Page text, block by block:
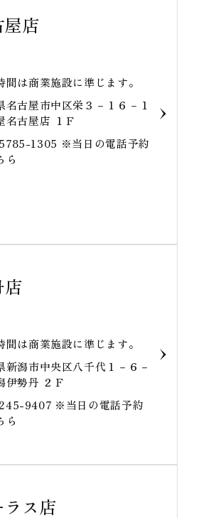
店
間は商業施設に準じます。
名古屋市中区栄３－１６－１
名古屋店 １Ｆ
1305 ※当日の電話予約
ら
店
間は商業施設に準じます。
新潟市中央区八千代１－６－
伊勢丹 ２Ｆ
9407 ※当日の電話予約
ら
ス店